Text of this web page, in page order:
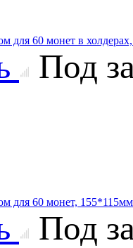
для 60 монет в
Под
для 60 монет, 155*115мм
Под